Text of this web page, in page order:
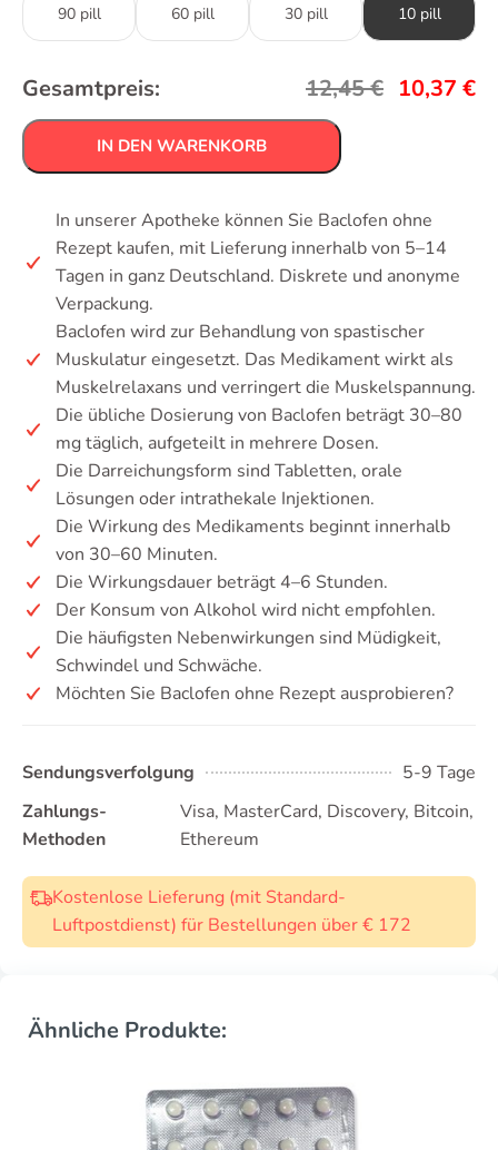
90 pill 60 pill 30 pill 10 pill
Gesamtpreis: 12,45€ 10,37 €
IN DEN WARENKORB
In unserer Apotheke können Sie Baclofen ohne
Rezept kaufen, mit Lieferung innerhalb von 5–14
Tagen in ganz Deutschland. Diskrete und anonyme
Verpackung.
Baclofen wird zur Behandlung von spastischer
Muskulatur eingesetzt. Das Medikament wirkt als
Muskelrelaxans und verringert die Muskelspannung.
Die übliche Dosierung von Baclofen beträgt 30–80
mg täglich, aufgeteilt in mehrere Dosen.
Die Darreichungsform sind Tabletten, orale
Lösungen oder intrathekale Injektionen.
Die Wirkung des Medikaments beginnt innerhalb
von 30–60 Minuten.
Die Wirkungsdauer beträgt 4–6 Stunden.
Der Konsum von Alkohol wird nicht empfohlen.
Die häufigsten Nebenwirkungen sind Müdigkeit,
Schwindel und Schwäche.
Möchten Sie Baclofen ohne Rezept ausprobieren?
Sendungsverfolgung
5-9 Tage
Zahlungs-
Methoden
Visa, MasterCard, Discovery, Bitcoin,
Ethereum
Kostenlose Lieferung (mit Standard-
Luftpostdienst) für Bestellungen über € 172
Ähnliche Produkte: